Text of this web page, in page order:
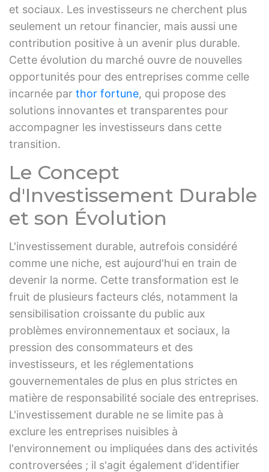
et sociaux. Les investisseurs ne cherchent plus
seulement un retour financier, mais aussi une
contribution positive à un avenir plus durable.
Cette évolution du marché ouvre de nouvelles
opportunités pour des entreprises comme celle
incarnée par thor fortune, qui propose des
solutions innovantes et transparentes pour
accompagner les investisseurs dans cette
transition.
Le Concept
d'Investissement Durable
et son Évolution
L'investissement durable, autrefois considéré
comme une niche, est aujourd'hui en train de
devenir la norme. Cette transformation est le
fruit de plusieurs facteurs clés, notamment la
sensibilisation croissante du public aux
problèmes environnementaux et sociaux, la
pression des consommateurs et des
investisseurs, et les réglementations
gouvernementales de plus en plus strictes en
matière de responsabilité sociale des entreprises.
L'investissement durable ne se limite pas à
exclure les entreprises nuisibles à
l'environnement ou impliquées dans des activités
controversées ; il s'agit également d'identifier